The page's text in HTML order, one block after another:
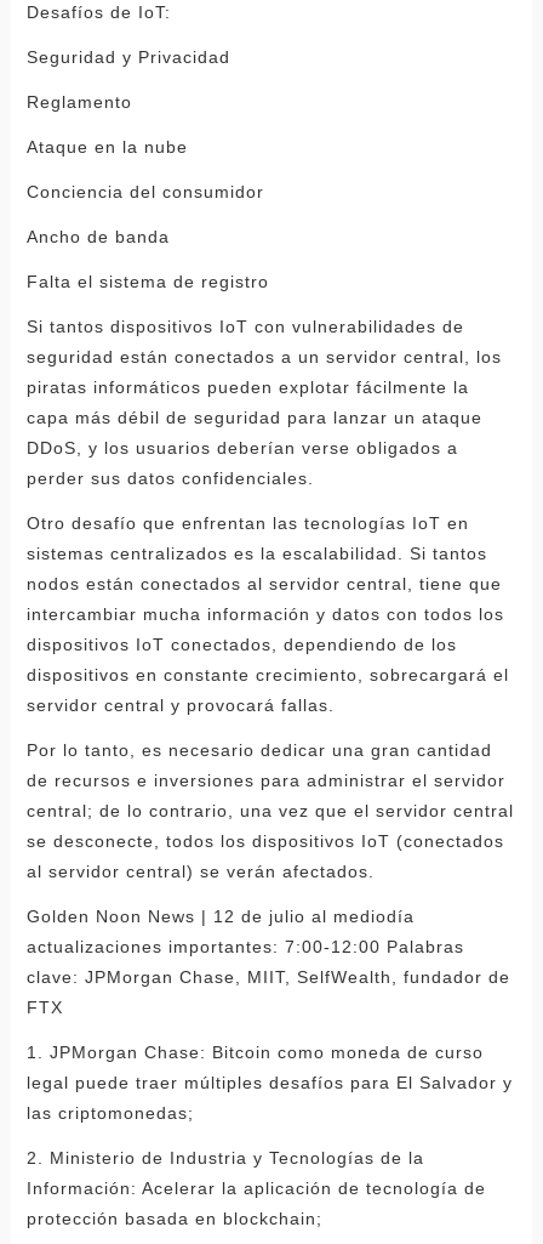
Desafíos de IoT:
Seguridad y Privacidad
Reglamento
Ataque en la nube
Conciencia del consumidor
Ancho de banda
Falta el sistema de registro
Si tantos dispositivos IoT con vulnerabilidades de
seguridad están conectados a un servidor central, los
piratas informáticos pueden explotar fácilmente la
capa más débil de seguridad para lanzar un ataque
DDoS, y los usuarios deberían verse obligados a
perder sus datos confidenciales.
Otro desafío que enfrentan las tecnologías IoT en
sistemas centralizados es la escalabilidad. Si tantos
nodos están conectados al servidor central, tiene que
intercambiar mucha información y datos con todos los
dispositivos IoT conectados, dependiendo de los
dispositivos en constante crecimiento, sobrecargará el
servidor central y provocará fallas.
Por lo tanto, es necesario dedicar una gran cantidad
de recursos e inversiones para administrar el servidor
central; de lo contrario, una vez que el servidor central
se desconecte, todos los dispositivos IoT (conectados
al servidor central) se verán afectados.
Golden Noon News | 12 de julio al mediodía
actualizaciones importantes: 7:00-12:00 Palabras
clave: JPMorgan Chase, MIIT, SelfWealth, fundador de
FTX
1. JPMorgan Chase: Bitcoin como moneda de curso
legal puede traer múltiples desafíos para El Salvador y
las criptomonedas;
2. Ministerio de Industria y Tecnologías de la
Información: Acelerar la aplicación de tecnología de
protección basada en blockchain;